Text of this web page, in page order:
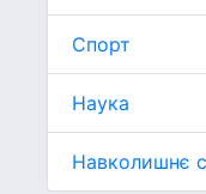
Спорт
Наука
Навколишнє